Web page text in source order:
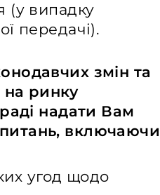
(у випадку
передачі).
змін та
на ринку
надати Вам
угод щодо